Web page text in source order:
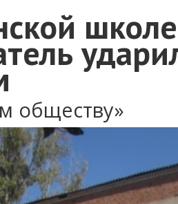
школе
обществу»